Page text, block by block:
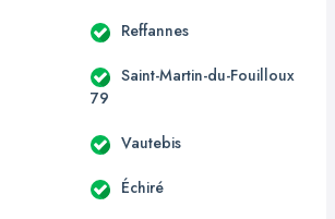
Reffannes
Saint-Martin-du-Fouilloux
79
Vautebis
Échiré